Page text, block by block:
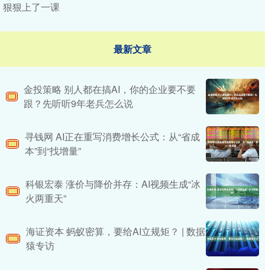
狠狠上了一课
最新文章
金投策略 别人都在搞AI，你的企业要不要
跟？先听听9年老兵怎么说
寻钱网 AI正在重写消费增长公式：从“省成
本”到“找增量”
科银宏泰 涨价与降价并存：AI视频生成“冰
火两重天”
海证资本 蚂蚁密算，要给AI立规矩？ | 数据
猿专访